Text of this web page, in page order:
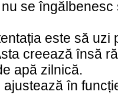
se
este să uzi
creează însă
apă zilnică.
în